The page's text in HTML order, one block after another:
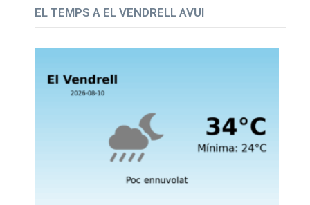
EL TEMPS A EL VENDRELL AVUI